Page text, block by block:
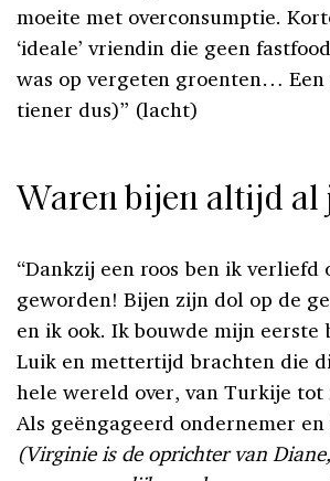
moeite met overconsumptie.
‘ideale’ vrien­din die geen
was op verge­ten groenten… Een
tiener dus)” (lacht)
Waren bijen altijd al
“Dankzij een roos ben ik verliefd
geworden! Bijen zijn dol op de
en ik ook. Ik bouwde mijn eerste
Luik en met­tertijd brachten die
hele wereld over, van Turkije tot
Als geënga­geerd ondernemer
(Virginie is de oprichter van